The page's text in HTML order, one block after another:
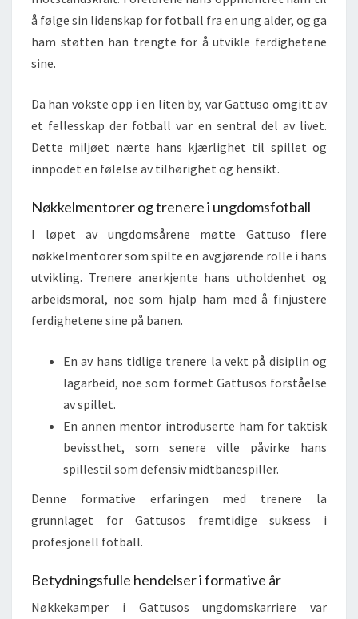
å følge sin lidenskap for fotball fra en ung alder, og ga
ham støtten han trengte for å utvikle ferdighetene
sine.
Da han vokste opp i en liten by, var Gattuso omgitt av
et fellesskap der fotball var en sentral del av livet.
Dette miljøet nærte hans kjærlighet til spillet og
innpodet en følelse av tilhørighet og hensikt.
Nøkkelmentorer og trenere i ungdomsfotball
I løpet av ungdomsårene møtte Gattuso flere
nøkkelmentorer som spilte en avgjørende rolle i hans
utvikling. Trenere anerkjente hans utholdenhet og
arbeidsmoral, noe som hjalp ham med å finjustere
ferdighetene sine på banen.
En av hans tidlige trenere la vekt på disiplin og
lagarbeid, noe som formet Gattusos forståelse
av spillet.
En annen mentor introduserte ham for taktisk
bevissthet, som senere ville påvirke hans
spillestil som defensiv midtbanespiller.
Denne formative erfaringen med trenere la
grunnlaget for Gattusos fremtidige suksess i
profesjonell fotball.
Betydningsfulle hendelser i formative år
Nøkkekamper i Gattusos ungdomskarriere var